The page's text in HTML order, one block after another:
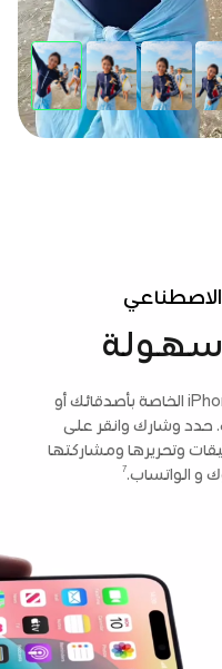
الاصطناعي
شارك صورك الحية على أجهزة iPhone الخاصة بأصدقائك أو
وشارك وانقر على
وتحريرها ومشاركتها
و الواتساب.7